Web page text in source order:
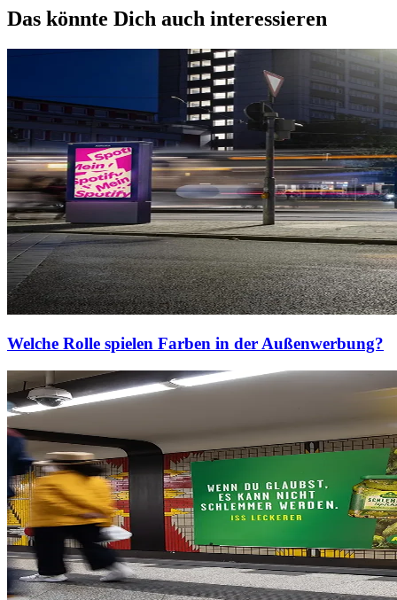
Das könnte Dich auch interessieren
Welche Rolle spielen Farben in der Außenwerbung?